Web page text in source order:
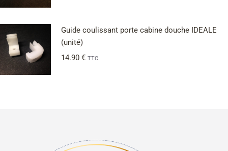
Guide coulissant porte cabine douche IDEALE
(unité)
14.90 € TTC